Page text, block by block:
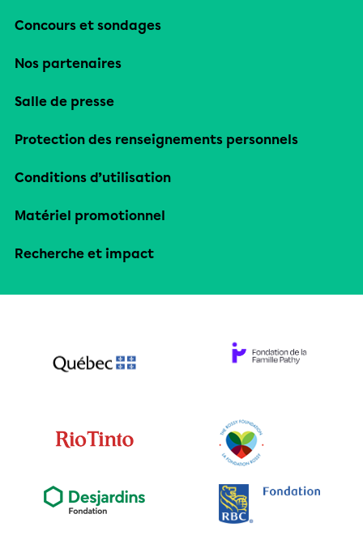
Concours et sondages
Nos partenaires
Salle de presse
Protection des renseignements personnels
Conditions d’utilisation
Matériel promotionnel
Recherche et impact